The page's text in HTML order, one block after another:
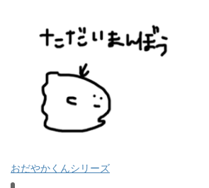
おだやかくんシリーズ